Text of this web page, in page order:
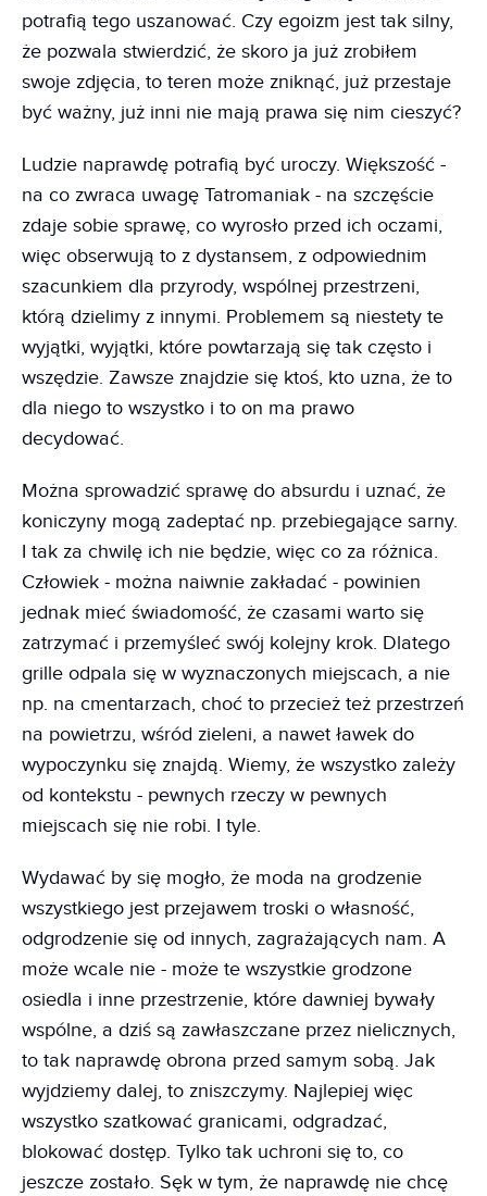
potrafią tego uszanować. Czy egoizm jest tak silny,
że pozwala stwierdzić, że skoro ja już zrobiłem
swoje zdjęcia, to teren może zniknąć, już przestaje
być ważny, już inni nie mają prawa się nim cieszyć?
Ludzie naprawdę potrafią być uroczy. Większość -
na co zwraca uwagę Tatromaniak - na szczęście
zdaje sobie sprawę, co wyrosło przed ich oczami,
więc obserwują to z dystansem, z odpowiednim
szacunkiem dla przyrody, wspólnej przestrzeni,
którą dzielimy z innymi. Problemem są niestety te
wyjątki, wyjątki, które powtarzają się tak często i
wszędzie. Zawsze znajdzie się ktoś, kto uzna, że to
dla niego to wszystko i to on ma prawo
decydować.
Można sprowadzić sprawę do absurdu i uznać, że
koniczyny mogą zadeptać np. przebiegające sarny.
I tak za chwilę ich nie będzie, więc co za różnica.
Człowiek - można naiwnie zakładać - powinien
jednak mieć świadomość, że czasami warto się
zatrzymać i przemyśleć swój kolejny krok. Dlatego
grille odpala się w wyznaczonych miejscach, a nie
np. na cmentarzach, choć to przecież też przestrzeń
na powietrzu, wśród zieleni, a nawet ławek do
wypoczynku się znajdą. Wiemy, że wszystko zależy
od kontekstu - pewnych rzeczy w pewnych
miejscach się nie robi. I tyle.
Wydawać by się mogło, że moda na grodzenie
wszystkiego jest przejawem troski o własność,
odgrodzenie się od innych, zagrażających nam. A
może wcale nie - może te wszystkie grodzone
osiedla i inne przestrzenie, które dawniej bywały
wspólne, a dziś są zawłaszczane przez nielicznych,
to tak naprawdę obrona przed samym sobą. Jak
wyjdziemy dalej, to zniszczymy. Najlepiej więc
wszystko szatkować granicami, odgradzać,
blokować dostęp. Tylko tak uchroni się to, co
jeszcze zostało. Sęk w tym, że naprawdę nie chcę